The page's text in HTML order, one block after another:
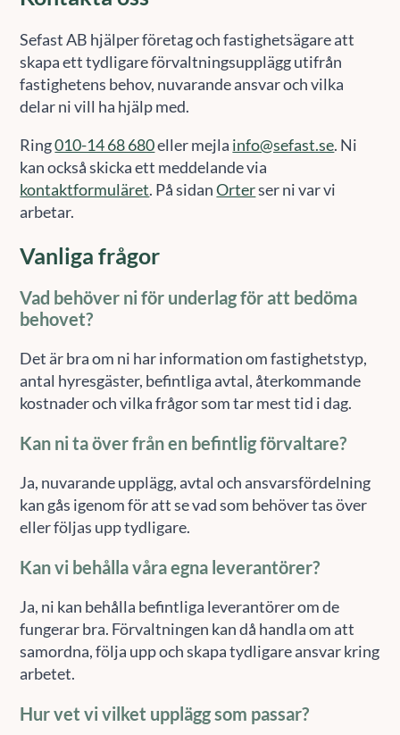
Sefast AB hjälper företag och fastighetsägare att
skapa ett tydligare förvaltningsupplägg utifrån
fastighetens behov, nuvarande ansvar och vilka
delar ni vill ha hjälp med.
Ring010-14 68 680eller mejla info@sefast.se. Ni
kan också skicka ett meddelande via
kontaktformuläret. På sidanOrterser ni var vi
arbetar.
Vanliga frågor
Vad behöver ni för underlag för att bedöma
behovet?
Det är bra om ni har information om fastighetstyp,
antal hyresgäster, befintliga avtal, återkommande
kostnader och vilka frågor som tar mest tid i dag.
Kan ni ta över från en befintlig förvaltare?
Ja, nuvarande upplägg, avtal och ansvarsfördelning
kan gås igenom för att se vad som behöver tas över
eller följas upp tydligare.
Kan vi behålla våra egna leverantörer?
Ja, ni kan behålla befintliga leverantörer om de
fungerar bra. Förvaltningen kan då handla om att
samordna, följa upp och skapa tydligare ansvar kring
arbetet.
Hur vet vi vilket upplägg som passar?